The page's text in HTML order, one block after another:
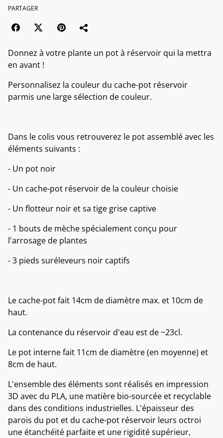
PARTAGER
Donnez à votre plante un pot à réservoir qui la mettra
en avant !
Personnalisez la couleur du cache-pot réservoir
parmis une large sélection de couleur.
Dans le colis vous retrouverez le pot assemblé avec les
éléments suivants :
- Un pot noir
- Un cache-pot réservoir de la couleur choisie
- Un flotteur noir et sa tige grise captive
- 1 bouts de mèche spécialement conçu pour
l'arrosage de plantes
- 3 pieds suréleveurs noir captifs
Le cache-pot fait 14cm de diamètre max. et 10cm de
haut.
La contenance du réservoir d'eau est de ~23cl.
Le pot interne fait 11cm de diamètre (en moyenne) et
8cm de haut.
L'ensemble des éléments sont réalisés en impression
3D avec du PLA, une matière bio-sourcée et recyclable
dans des conditions industrielles. L'épaisseur des
parois du pot et du cache-pot réservoir leurs octroi
une étanchéité parfaite et une rigidité supérieur,